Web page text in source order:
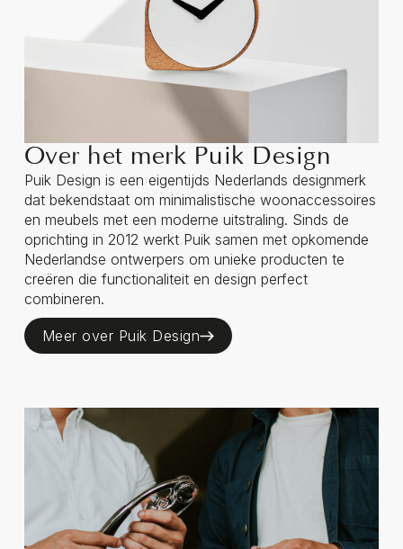
Over het merk Puik Design
Puik Design is een eigentijds Nederlands designmerk
dat bekendstaat om minimalistische woonaccessoires
en meubels met een moderne uitstraling. Sinds de
oprichting in 2012 werkt Puik samen met opkomende
Nederlandse ontwerpers om unieke producten te
creëren die functionaliteit en design perfect
combineren.
Meer over Puik Design